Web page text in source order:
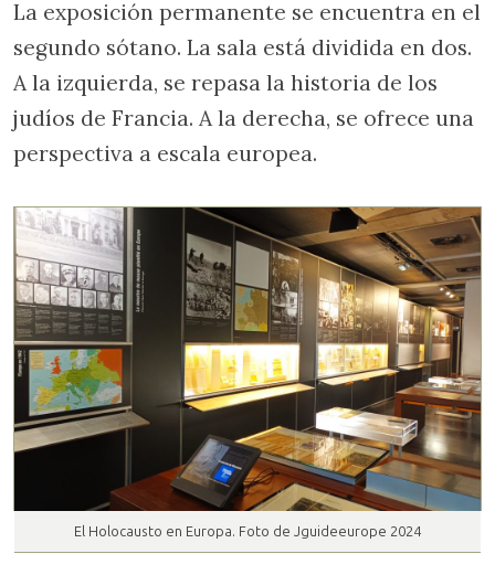
La exposición permanente se encuentra en el
segundo sótano. La sala está dividida en dos.
A la izquierda, se repasa la historia de los
judíos de Francia. A la derecha, se ofrece una
perspectiva a escala europea.
El Holocausto en Europa. Foto de Jguideeurope 2024